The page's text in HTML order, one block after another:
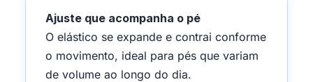
Ajuste que acompanha o pé
O elástico se expande e contrai conforme
o movimento, ideal para pés que variam
de volume ao longo do dia.